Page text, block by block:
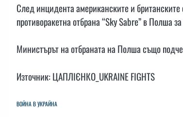
След инцидента американските и
противоракетна отбрана “Sky Sabre” в Полша
Министърът на отбраната на Полша също
Източник: ЦАПЛІЄНКО_UKRAINE FIGHTS
ВОЙНА В УКРАЙНА